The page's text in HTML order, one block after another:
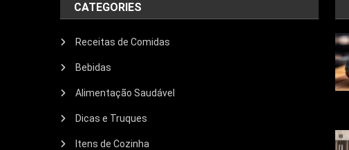
CATEGORIES
Receitas de Comidas
Bebidas
Alimentação Saudável
Dicas e Truques
Itens de Cozinha